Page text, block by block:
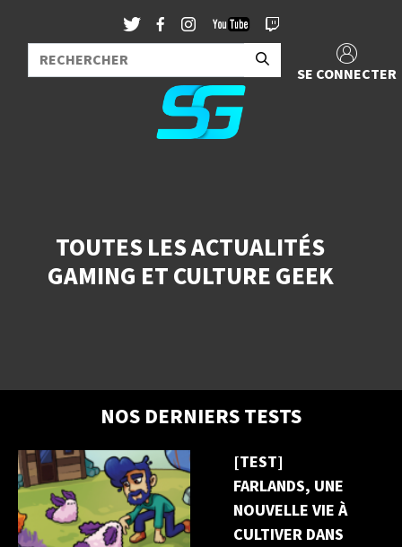
SE CONNECTER
TOUTES LES ACTUALITÉS
GAMING ET CULTURE GEEK
NOS DERNIERS TESTS
[TEST]
FARLANDS, UNE
NOUVELLE VIE À
CULTIVER DANS